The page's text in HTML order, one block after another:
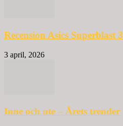
Recension Asics Superblast 3
3 april, 2026
Inne och ute – Årets trender